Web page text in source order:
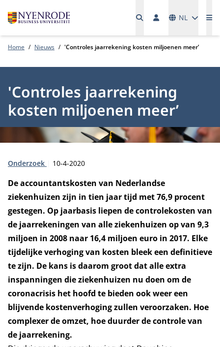
NL
Home Nieuws 'Controles jaarrekening kosten miljoenen meer’
'Controles jaarrekening
kosten miljoenen meer’
Type:
Onderzoek Publicatiedatum:
10-4-2020
De accountantskosten van Nederlandse
ziekenhuizen zijn in tien jaar tijd met 76,9 procent
gestegen. Op jaarbasis liepen de controlekosten van
de jaarrekeningen van alle ziekenhuizen op van 9,3
miljoen in 2008 naar 16,4 miljoen euro in 2017. Elke
tijdelijke verhoging van kosten bleek een definitieve
te zijn. De kans is daarom groot dat alle extra
inspanningen die ziekenhuizen nu doen om de
coronacrisis het hoofd te bieden ook weer een
blijvende kostenverhoging zullen veroorzaken. Hoe
complexer de omzet, hoe duurder de controle van
de jaarrekening.